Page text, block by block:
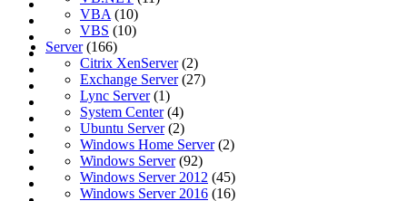
VBA (10)
VBS (10)
Server(166)
Citrix XenServer(2)
Exchange Server(27)
Lync Server(1)
System Center(4)
Ubuntu Server(2)
Windows Home Server(2)
Windows Server(92)
Windows Server 2012 (45)
Windows Server 2016 (16)